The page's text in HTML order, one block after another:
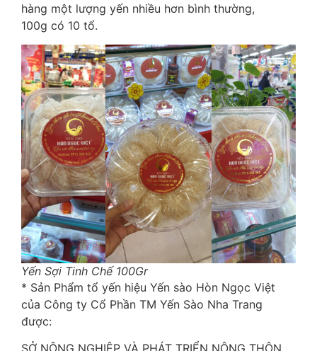
hàng một lượng yến nhiều hơn bình thường,
100g có 10 tổ.
Yến Sợi Tinh Chế 100Gr
* Sản Phẩm tổ yến hiệu Yến sào Hòn Ngọc Việt
của Công ty Cổ Phần TM Yến Sào Nha Trang
được: